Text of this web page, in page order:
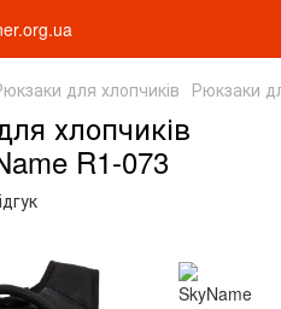
для хлопчиків Рюкзаки
хлопчиків
R1-073